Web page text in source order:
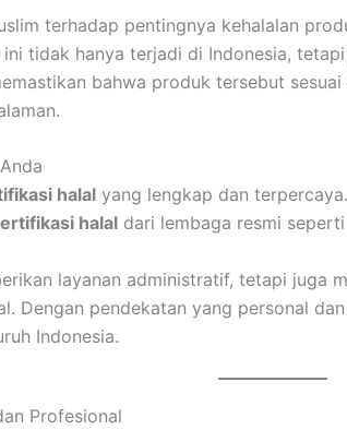
terhadap pentingnya kehalalan
tidak hanya terjadi di Indonesia,
bahwa produk tersebut
halal yang lengkap dan
halal dari lembaga resmi seperti
layanan administratif, tetapi juga
Dengan pendekatan yang personal
Indonesia.
Profesional